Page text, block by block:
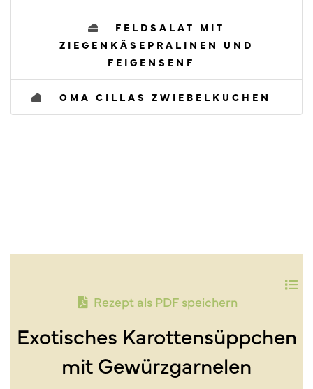
FELDSALAT MIT
ZIEGENKÄSEPRALINEN UND
FEIGENSENF
OMA CILLAS ZWIEBELKUCHEN
Rezept als PDF speichern
Exotisches Karottensüppchen
mit Gewürzgarnelen